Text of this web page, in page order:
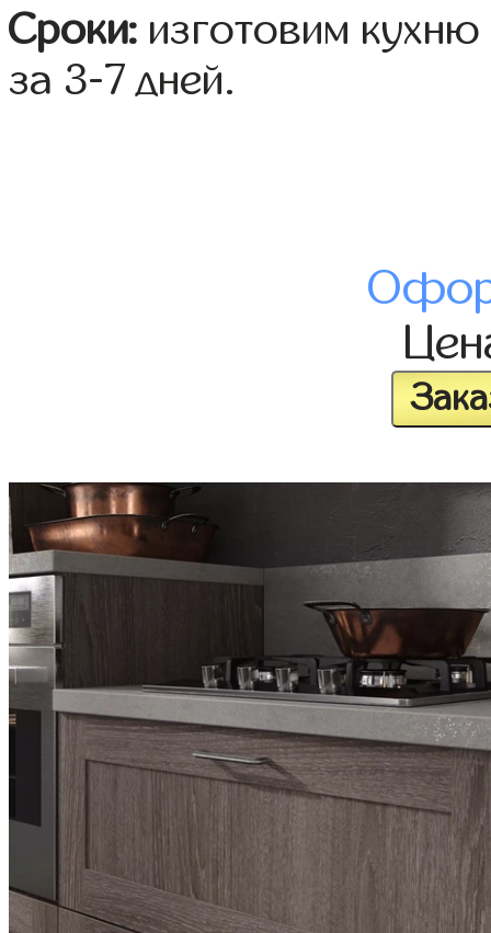
Сроки: изготовим
за 3-7 дней.